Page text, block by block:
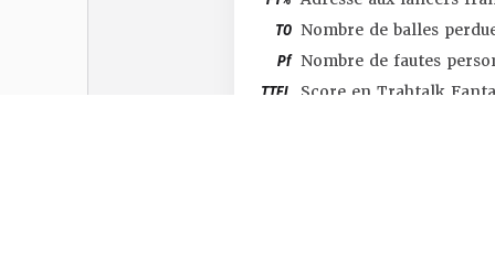
TO Nombre de balles
Pf Nombre de fautes
TTFL Score en Trahtalk